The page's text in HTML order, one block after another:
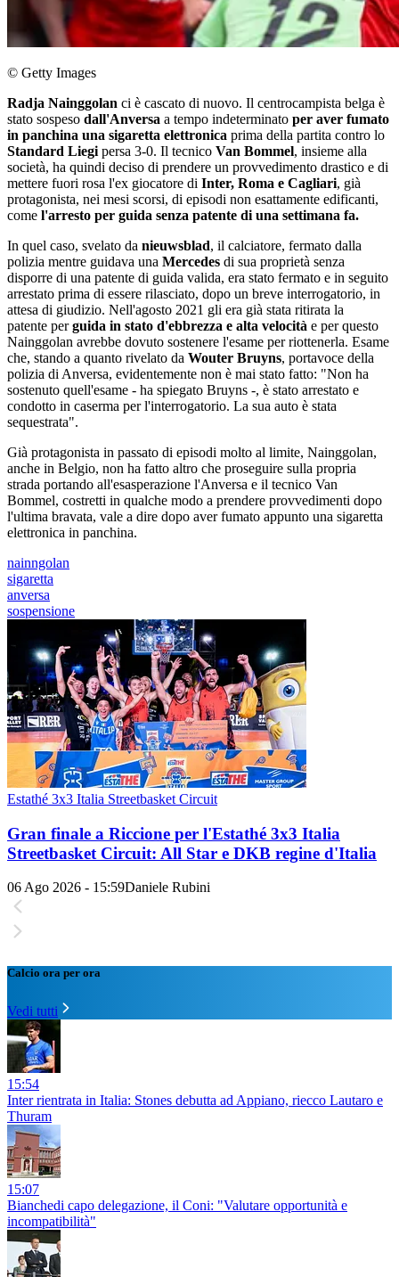
© Getty Images
Radja Nainggolan ci è cascato di nuovo. Il centrocampista belga è
stato sospeso dall'Anversa a tempo indeterminato per aver fumato
in panchina una sigaretta elettronica prima della partita contro lo
Standard Liegi persa 3-0. Il tecnico Van Bommel, insieme alla
società, ha quindi deciso di prendere un provvedimento drastico e di
mettere fuori rosa l'ex giocatore di Inter, Roma e Cagliari, già
protagonista, nei mesi scorsi, di episodi non esattamente edificanti,
come l'arresto per guida senza patente di una settimana fa.
In quel caso, svelato da nieuwsblad, il calciatore, fermato dalla
polizia mentre guidava una Mercedes di sua proprietà senza
disporre di una patente di guida valida, era stato fermato e in seguito
arrestato prima di essere rilasciato, dopo un breve interrogatorio, in
attesa di giudizio. Nell'agosto 2021 gli era già stata ritirata la
patente perguida in stato d'ebbrezza e alta velocità e per questo
Nainggolan avrebbe dovuto sostenere l'esame per riottenerla. Esame
che, stando a quanto rivelato da Wouter Bruyns, portavoce della
polizia di Anversa, evidentemente non è mai stato fatto: "Non ha
sostenuto quell'esame - ha spiegato Bruyns -, è stato arrestato e
condotto in caserma per l'interrogatorio. La sua auto è stata
sequestrata".
Già protagonista in passato di episodi molto al limite, Nainggolan,
anche in Belgio, non ha fatto altro che proseguire sulla propria
strada portando all'esasperazione l'Anversa e il tecnico Van
Bommel, costretti in qualche modo a prendere provvedimenti dopo
l'ultima bravata, vale a dire dopo aver fumato appunto una sigaretta
elettronica in panchina.
nainngolan
sigaretta
anversa
sospensione
Estathé 3x3 Italia Streetbasket Circuit
Gran finale a Riccione per l'Estathé 3x3 Italia
Streetbasket Circuit: All Star e DKB regine d'Italia
06 Ago 2026 - 15:59Daniele Rubini
Calcio ora per ora
Vedi tutti
15:54
Inter rientrata in Italia: Stones debutta ad Appiano, riecco Lautaro e
Thuram
15:07
Bianchedi capo delegazione, il Coni: "Valutare opportunità e
incompatibilità"